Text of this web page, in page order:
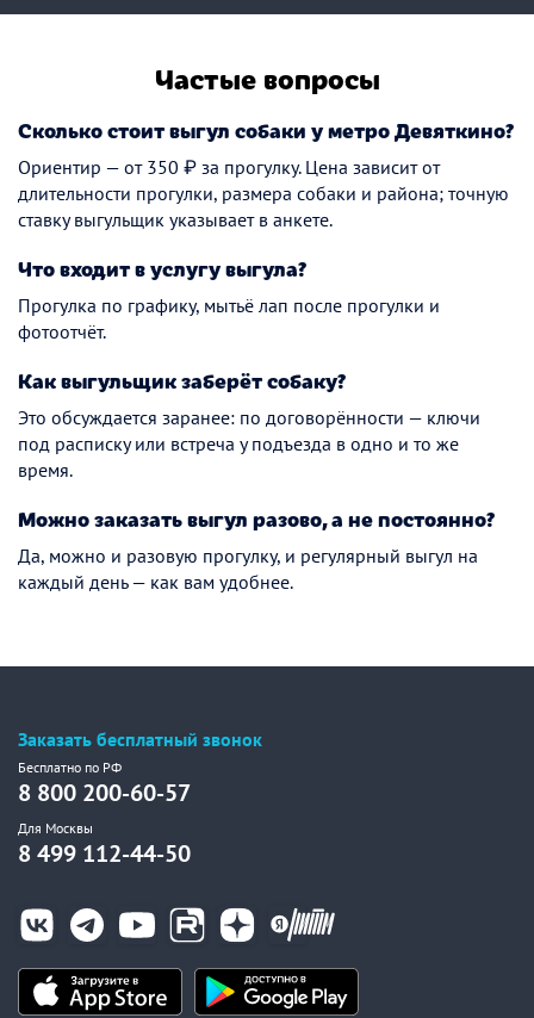
Частые вопросы
Сколько стоит выгул собаки у метро Девяткино?
Ориентир — от 350 ₽ за прогулку. Цена зависит от
длительности прогулки, размера собаки и района; точную
ставку выгульщик указывает в анкете.
Что входит в услугу выгула?
Прогулка по графику, мытьё лап после прогулки и
фотоотчёт.
Как выгульщик заберёт собаку?
Это обсуждается заранее: по договорённости — ключи
под расписку или встреча у подъезда в одно и то же
время.
Можно заказать выгул разово, а не постоянно?
Да, можно и разовую прогулку, и регулярный выгул на
каждый день — как вам удобнее.
Заказать бесплатный звонок
Бесплатно по РФ
8 800 200-60-57
Для Москвы
8 499 112-44-50